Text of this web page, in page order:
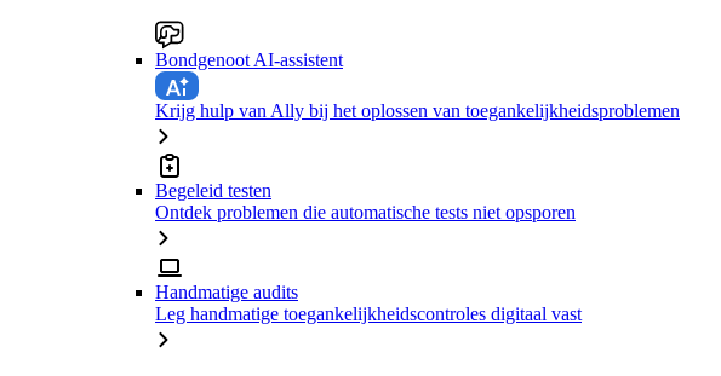
Bondgenoot AI-assistent
Krijg hulp van Ally bij het oplossen van toegankelijkheidsproblemen
Begeleid testen
Ontdek problemen die automatische tests niet opsporen
Handmatige audits
Leg handmatige toegankelijkheidscontroles digitaal vast